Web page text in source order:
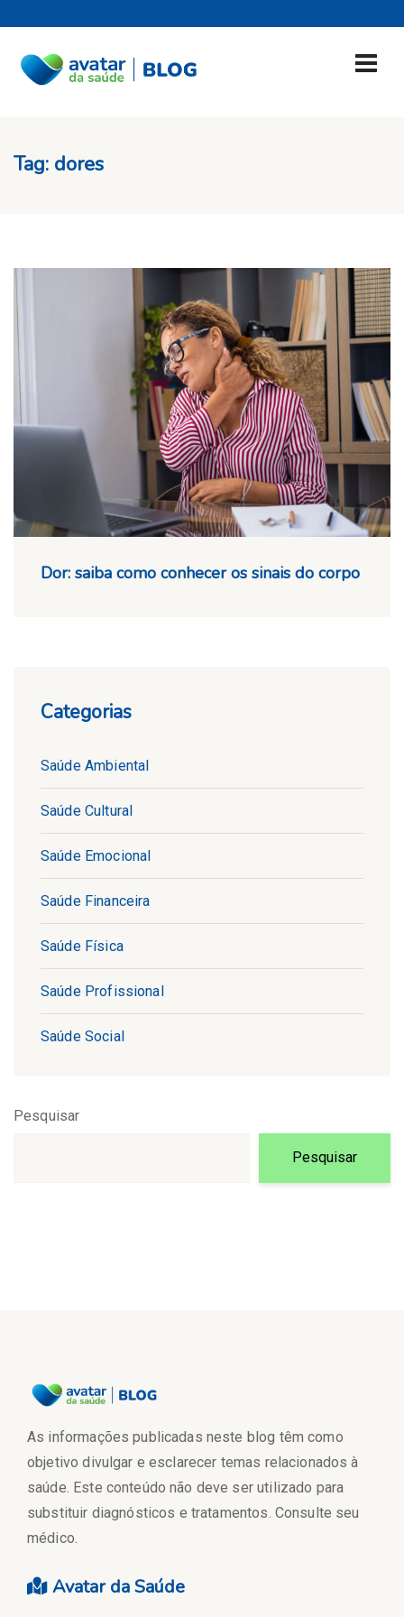
Tag: dores
Dor: saiba como conhecer os sinais do corpo
Categorias
Saúde Ambiental
Saúde Cultural
Saúde Emocional
Saúde Financeira
Saúde Física
Saúde Profissional
Saúde Social
Pesquisar
Pesquisar
As informações publicadas neste blog têm como
objetivo divulgar e esclarecer temas relacionados à
saúde. Este conteúdo não deve ser utilizado para
substituir diagnósticos e tratamentos. Consulte seu
médico.
Avatar da Saúde